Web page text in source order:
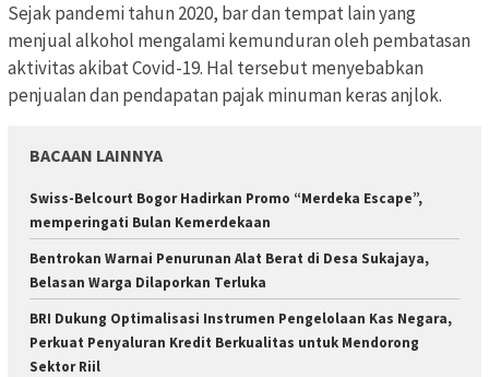
Sejak pandemi tahun 2020, bar dan tempat lain yang
menjual alkohol mengalami kemunduran oleh pembatasan
aktivitas akibat Covid-19. Hal tersebut menyebabkan
penjualan dan pendapatan pajak minuman keras anjlok.
BACAAN LAINNYA
Swiss-Belcourt Bogor Hadirkan Promo “Merdeka Escape”,
memperingati Bulan Kemerdekaan
Bentrokan Warnai Penurunan Alat Berat di Desa Sukajaya,
Belasan Warga Dilaporkan Terluka
BRI Dukung Optimalisasi Instrumen Pengelolaan Kas Negara,
Perkuat Penyaluran Kredit Berkualitas untuk Mendorong
Sektor Riil